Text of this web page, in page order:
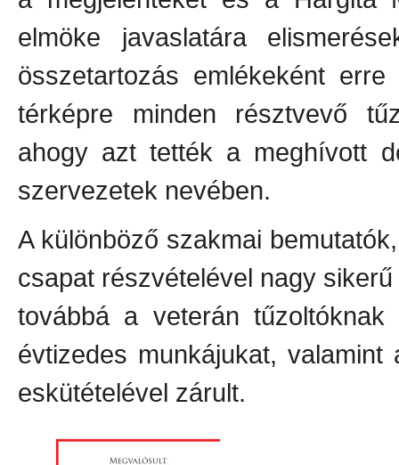
elmöke javaslatára
összetartozás emlékeként
térképre minden résztvevő
ahogy azt tették a meghívott
szervezetek nevében.
A különböző szakmai
csapat részvételével nagy
továbbá a veterán
évtizedes munkájukat,
eskütételével zárult.